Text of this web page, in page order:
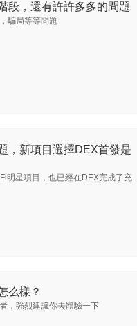
段，還有許許多多的問題
騙局等等問題
，新項目選擇DEX首發是
明星項目，也已經在DEX完成了充
么樣？
，強烈建議你去體驗一下